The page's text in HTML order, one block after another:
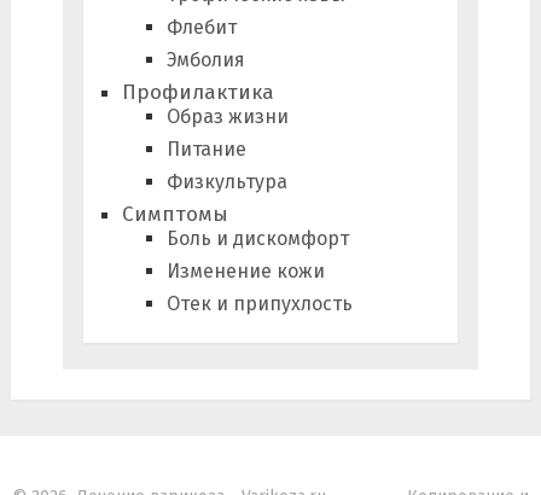
Флебит
Эмболия
Профилактика
Образ жизни
Питание
Физкультура
Симптомы
Боль и дискомфорт
Изменение кожи
Отек и припухлость